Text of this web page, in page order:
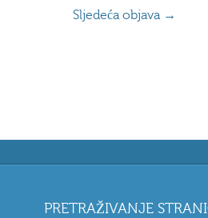
Sljedeća objava →
PRETRAŽIVANJE